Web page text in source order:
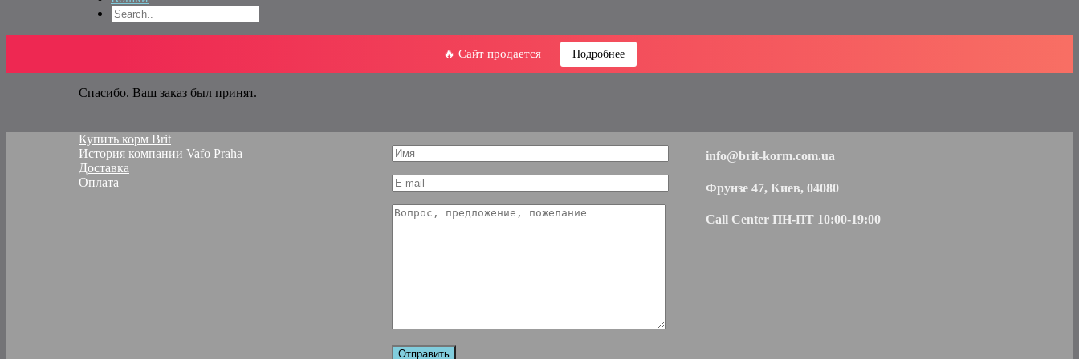
🔥 Сайт продается Подробнее
Спасибо. Ваш заказ был принят.
Купить корм Brit
История компании Vafo Praha
Доставка
Оплата
info@brit-korm.com.ua
Фрунзе 47, Киев, 04080
Call Center ПН-ПТ 10:00-19:00